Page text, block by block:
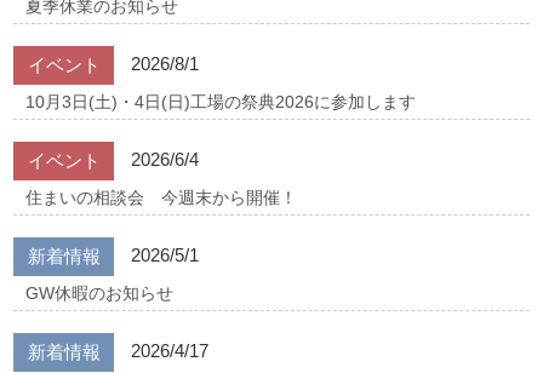
夏季休業のお知らせ
イベント 2026/8/1
10月3日(土)・4日(日)工場の祭典2026に参加します
イベント 2026/6/4
住まいの相談会 今週末から開催！
新着情報 2026/5/1
GW休暇のお知らせ
新着情報 2026/4/17